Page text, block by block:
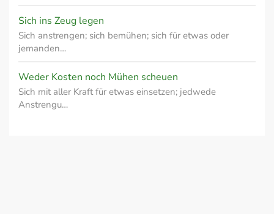
Sich ins Zeug legen
Sich anstrengen; sich bemühen; sich für etwas oder
jemanden…
Weder Kosten noch Mühen scheuen
Sich mit aller Kraft für etwas einsetzen; jedwede
Anstrengu…